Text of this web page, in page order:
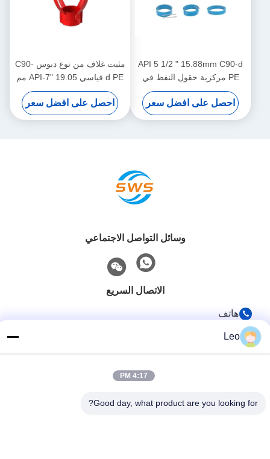
API 5 1/2 " 15.88mm C90-d
PE مركزية حقول النفط في
عمليات النفط والغاز
احصل على افضل سعر
مثبت غلاف من نوع دبوس C90-
d PE قياسي API-7" 19.05 مم
لتقييد إزاحة مثبت الغلاف في
عمليات النفط والغاز
احصل على افضل سعر
وسائل التواصل الاجتماعي
الاتصال السريع
هاتف
بريد إلكتروني
Leo@service-js.com
عنوان
Leo
4:17 PM
Good day, what product are you looking for?